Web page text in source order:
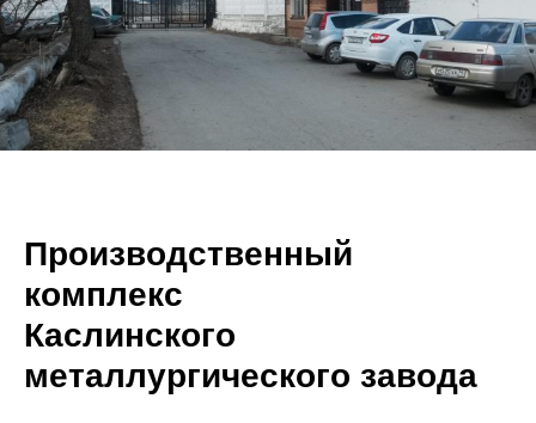
Производственный
комплекс
Каслинского
металлургического завода